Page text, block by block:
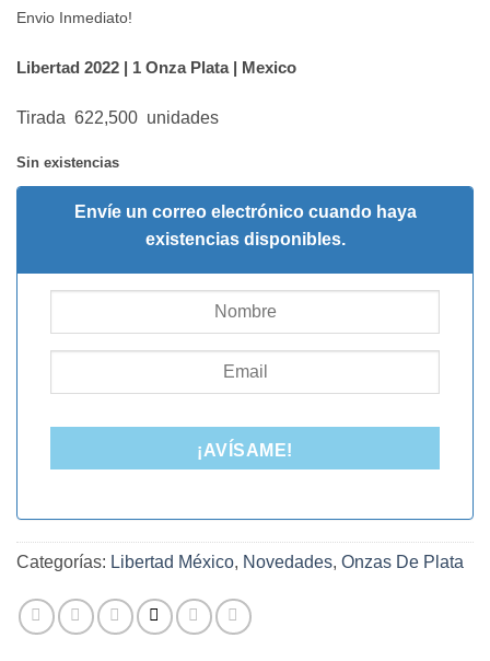
Envio Inmediato!
Libertad 2022 | 1 Onza Plata | Mexico
Tirada 622,500 unidades
Sin existencias
Envíe un correo electrónico cuando haya
existencias disponibles.
¡AVÍSAME!
Categorías: Libertad México, Novedades, Onzas De Plata